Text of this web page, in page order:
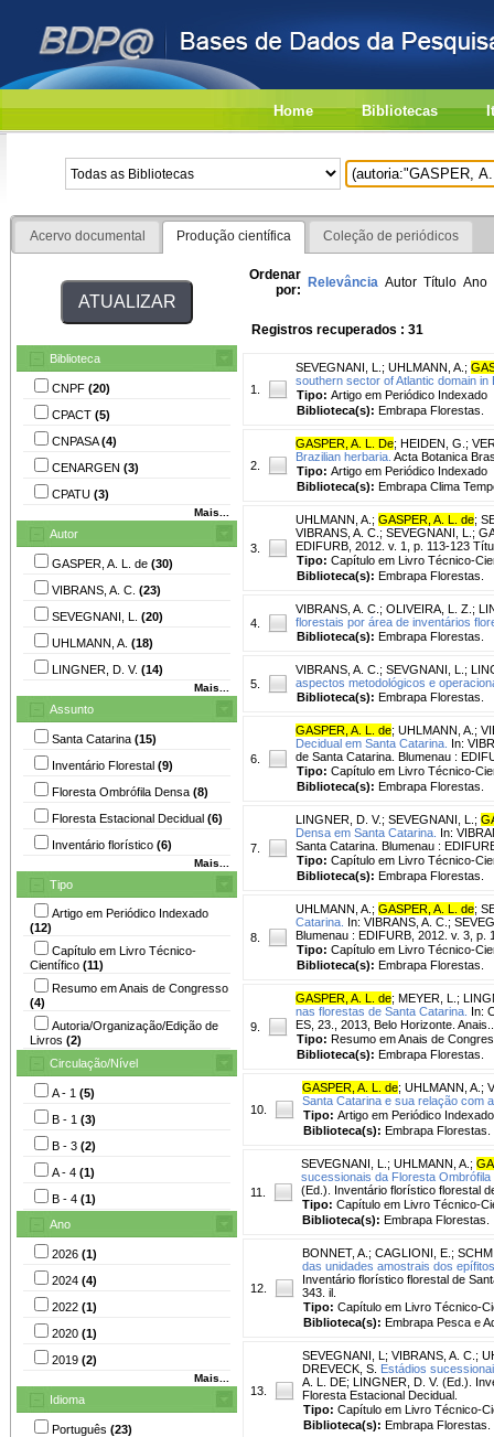
Home Bibliotecas
Acervo documental Produção científica Coleção de periódicos
Biblioteca
CNPF (20)
CPACT (5)
CNPASA(4)
CENARGEN (3)
CPATU (3)
Mais...
Autor
GASPER, A. L. de (30)
VIBRANS, A. C. (23)
SEVEGNANI, L. (20)
UHLMANN, A. (18)
LINGNER, D. V. (14)
Mais...
Assunto
Santa Catarina (15)
Inventário Florestal (9)
Floresta Ombrófila Densa (8)
Floresta Estacional Decidual (6)
Inventário florístico (6)
Mais...
Tipo
Artigo em Periódico Indexado
(12)
Capítulo em Livro Técnico-
Científico (11)
Resumo em Anais de Congresso
(4)
Autoria/Organização/Edição de
Livros (2)
Circulação/Nível
A - 1 (5)
B - 1 (3)
B - 3 (2)
A - 4 (1)
B - 4 (1)
Ano
2026 (1)
2024 (4)
2022 (1)
2020 (1)
2019 (2)
Mais...
Idioma
Português (23)
Ordenar
por: Relevância Autor Título Ano
Registros recuperados : 31
1.
SEVEGNANI, L. ; UHLMANN, A. ;
southern sector of Atlantic domain in
Tipo: Artigo em Periódico Indexado
Biblioteca(s): Embrapa Florestas.
2.
GASPER, A. L. De; HEIDEN, G. ;
Brazilian herbaria. Acta Botanica
Tipo: Artigo em Periódico Indexado
Biblioteca(s): Embrapa Clima
3.
UHLMANN, A. ; GASPER, A. L. de;
VIBRANS, A. C.; SEVEGNANI, L.;
EDIFURB, 2012. v. 1, p. 113-123
Tipo: Capítulo em Livro Técnico-
Biblioteca(s): Embrapa Florestas.
4.
VIBRANS, A. C. ; OLIVEIRA, L. Z. ;
florestais por área de inventários
Biblioteca(s): Embrapa Florestas.
5.
VIBRANS, A. C. ; SEVGNANI, L. ;
aspectos metodológicos e
Biblioteca(s): Embrapa Florestas.
6.
GASPER, A. L. de; UHLMANN, A. ;
Decidual em Santa Catarina. In:
de Santa Catarina. Blumenau :
Tipo: Capítulo em Livro Técnico-
Biblioteca(s): Embrapa Florestas.
7.
LINGNER, D. V.; SEVEGNANI, L. ;
Densa em Santa Catarina. In:
Santa Catarina. Blumenau :
Tipo: Capítulo em Livro Técnico-
Biblioteca(s): Embrapa Florestas.
8.
UHLMANN, A. ; GASPER, A. L. de;
Catarina. In: VIBRANS, A. C.;
Blumenau : EDIFURB, 2012. v. 3, p.
Tipo: Capítulo em Livro Técnico-
Biblioteca(s): Embrapa Florestas.
9.
GASPER, A. L. de; MEYER, L. ;
nas florestas de Santa Catarina. In:
ES, 23., 2013, Belo Horizonte.
Tipo: Resumo em Anais de
Biblioteca(s): Embrapa Florestas.
10.
GASPER, A. L. de; UHLMANN, A. ;
Santa Catarina e sua relação com
Tipo: Artigo em Periódico Indexado
Biblioteca(s): Embrapa Florestas.
11.
SEVEGNANI, L. ; UHLMANN, A. ;
sucessionais da Floresta
(Ed.). Inventário florístico florestal
Tipo: Capítulo em Livro Técnico-
Biblioteca(s): Embrapa Florestas.
12.
BONNET, A. ; CAGLIONI, E. ;
das unidades amostrais dos
Inventário florístico florestal de
343. il.
Tipo: Capítulo em Livro Técnico-
Biblioteca(s): Embrapa Pesca e
13.
SEVEGNANI, L ; VIBRANS, A. C. ;
DREVECK, S. Estádios
A. L. DE; LINGNER, D. V. (Ed.).
Floresta Estacional Decidual.
Tipo: Capítulo em Livro Técnico-
Biblioteca(s): Embrapa Florestas.